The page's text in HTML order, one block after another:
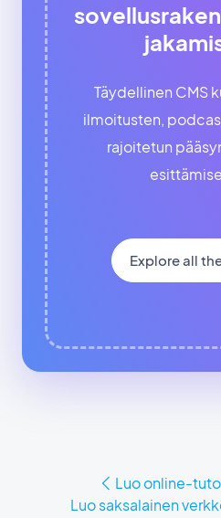
Täydellinen CMS
ilmoitusten,
rajoitetun
Explore all
Luo online-
Luo saksalainen